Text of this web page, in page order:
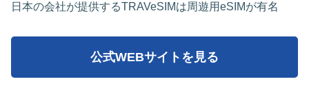
日本の会社が提供するTRAVeSIMは周遊用eSIMが有名
公式WEBサイトを見る